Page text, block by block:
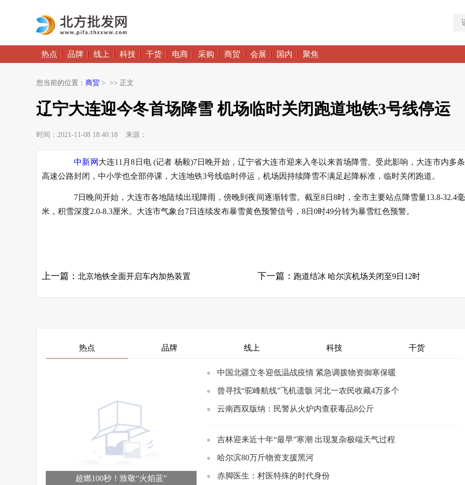
热点 品牌 线上 科技 干货 电商 采购 商贸 会展 国内 聚焦
您当前的位置： 商贸 > >> 正文
辽宁大连迎今冬首场降雪 机场临时关闭跑道地铁3号线停运
时间：2021-11-08 18:40:18 来源：
中新网 大连11月8日电 (记者 杨毅)7日晚开始，辽宁省大连市迎来入冬以来首场降雪。受此影响，大连市内多条
高速公路封闭，中小学也全部停课，大连地铁3号线临时停运，机场因持续降雪不满足起降标准，临时关闭跑道。
7日晚间开始，大连市各地陆续出现降雨，傍晚到夜间逐渐转雪。截至8日8时，全市主要站点降雪量13.8-32.4毫
米，积雪深度2.0-8.3厘米。大连市气象台7日连续发布暴雪黄色预警信号，8日0时49分转为暴雪红色预警。
上一篇： 北京地铁全面开启车内加热装置 下一篇： 跑道结冰 哈尔滨机场关闭至9日12时
热点 品牌 线上 科技 干货
超燃100秒！致敬“火焰蓝”
中国北疆立冬迎低温战疫情 紧急调拨物资御寒保暖
曾寻找“驼峰航线”飞机遗骸 河北一农民收藏4万多个
云南西双版纳：民警从火炉内查获毒品8公斤
吉林迎来近十年“最早”寒潮 出现复杂极端天气过程
哈尔滨80万斤物资支援黑河
赤脚医生：村医特殊的时代身份